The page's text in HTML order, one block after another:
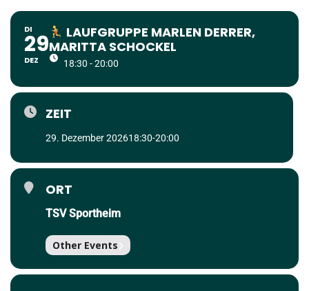
DI
29
DEZ
LAUFGRUPPE MARLEN DERRER,
MARITTA SCHOCKEL
18:30 - 20:00
ZEIT
29. Dezember 202618:30-20:00
ORT
TSV Sportheim
Other Events